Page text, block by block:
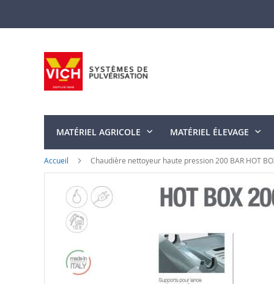
contenu
MATÉRIEL AGRICOLE MATÉRIEL ÉLEVAGE
Accueil Chaudière nettoyeur haute pression 200 BAR HOT
images
gallery